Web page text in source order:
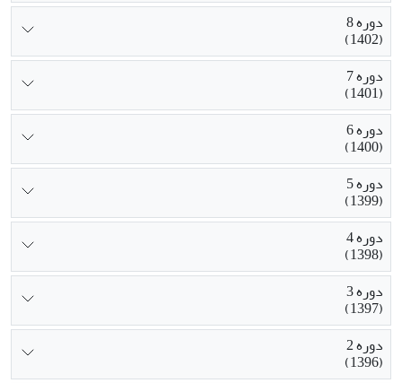
دوره 8
(1402)
دوره 7
(1401)
دوره 6
(1400)
دوره 5
(1399)
دوره 4
(1398)
دوره 3
(1397)
دوره 2
(1396)